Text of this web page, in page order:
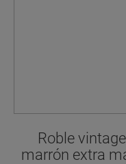
Roble vintage
marrón extra